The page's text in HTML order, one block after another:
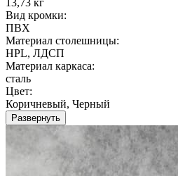
Вид кромки:
ПВХ
Материал столешницы:
HPL, ЛДСП
Материал каркаса:
сталь
Цвет:
Коричневый, Черный
Развернуть